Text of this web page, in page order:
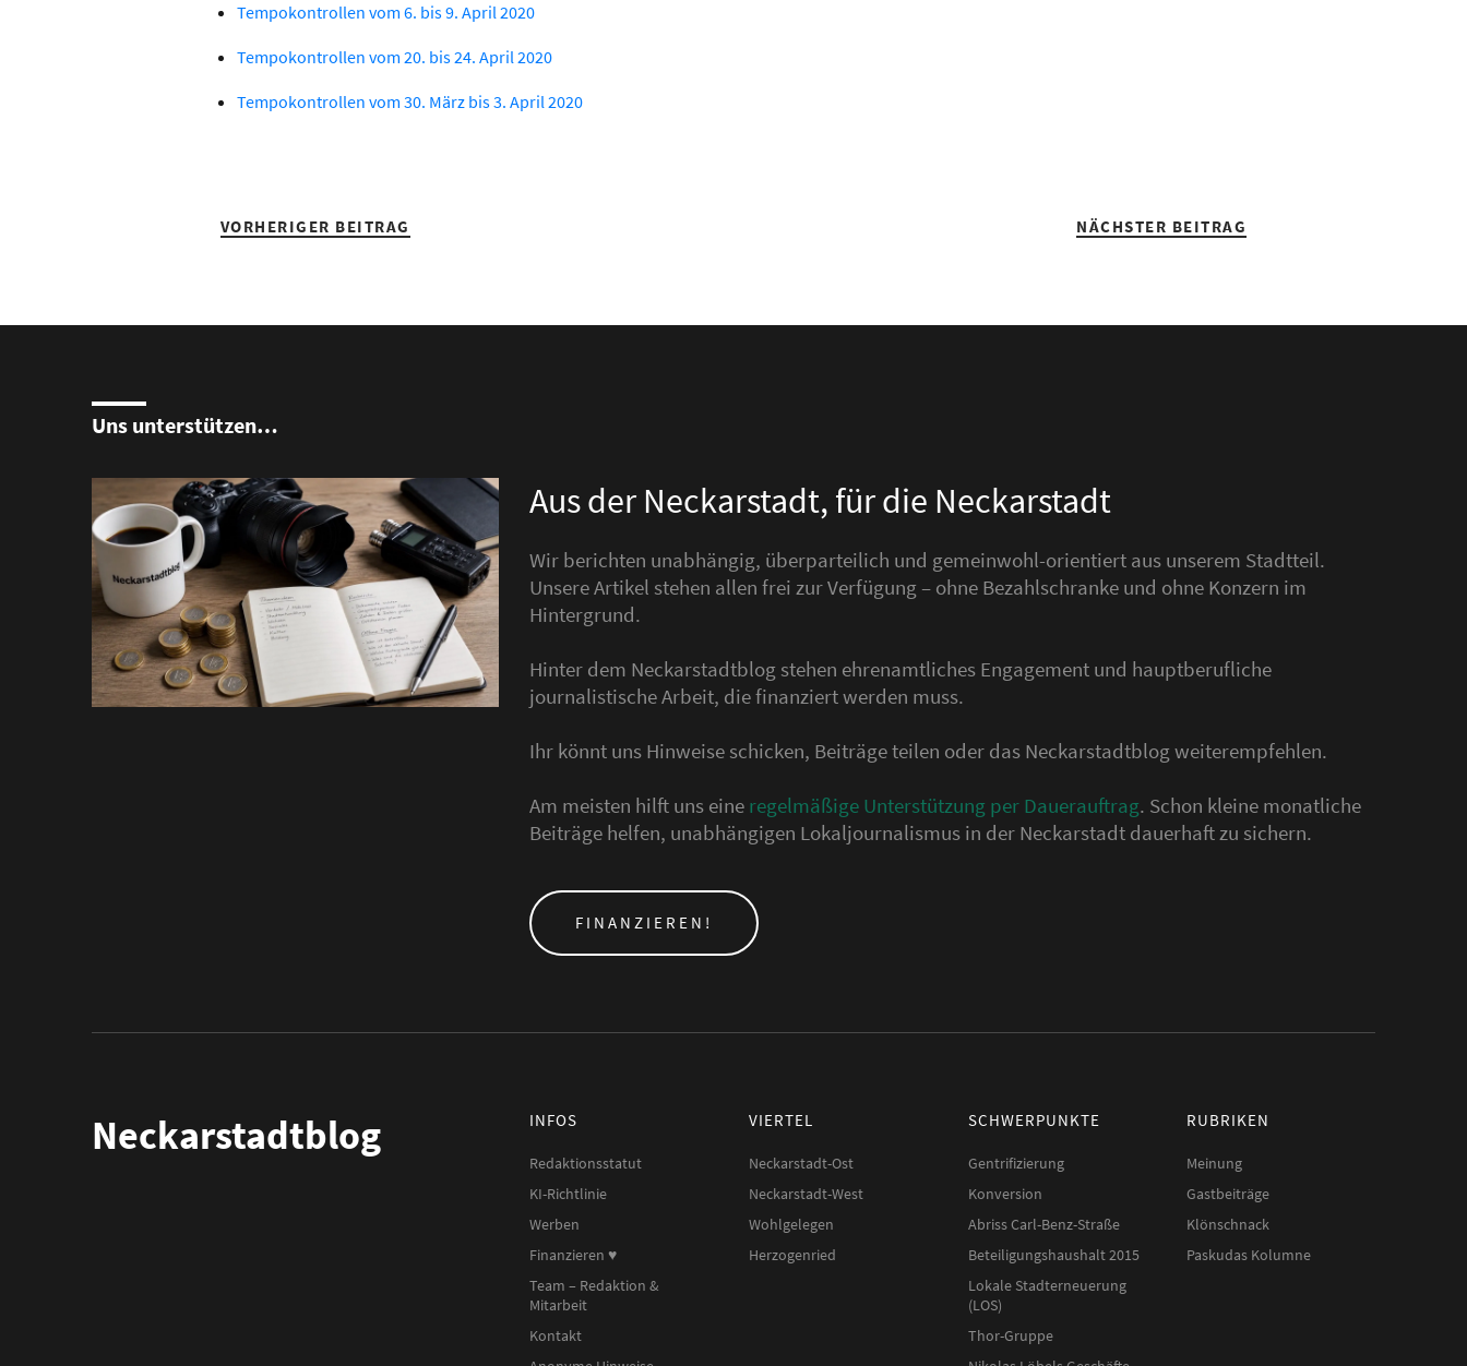
Tempokontrollen vom 6. bis 9. April 2020
Tempokontrollen vom 20. bis 24. April 2020
Tempokontrollen vom 30. März bis 3. April 2020
VORHERIGER BEITRAG NÄCHSTER BEITRAG
Uns unterstützen…
Aus der Neckarstadt, für die Neckarstadt
Wir berichten unabhängig, überparteilich und gemeinwohl-orientiert aus unserem Stadtteil.
Unsere Artikel stehen allen frei zur Verfügung – ohne Bezahlschranke und ohne Konzern im
Hintergrund.
Hinter dem Neckarstadtblog stehen ehrenamtliches Engagement und hauptberufliche
journalistische Arbeit, die finanziert werden muss.
Ihr könnt uns Hinweise schicken, Beiträge teilen oder das Neckarstadtblog weiterempfehlen.
Am meisten hilft uns eine regelmäßige Unterstützung per Dauerauftrag. Schon kleine monatliche
Beiträge helfen, unabhängigen Lokaljournalismus in der Neckarstadt dauerhaft zu sichern.
FINANZIEREN!
Neckarstadtblog INFOS
Redaktionsstatut
KI-Richtlinie
Werben
Finanzieren ♥︎
Team – Redaktion &
Mitarbeit
Kontakt
VIERTEL
Neckarstadt-Ost
Neckarstadt-West
Wohlgelegen
Herzogenried
SCHWERPUNKTE
Gentrifizierung
Konversion
Abriss Carl-Benz-Straße
Beteiligungshaushalt 2015
Lokale Stadterneuerung
(LOS)
Thor-Gruppe
RUBRIKEN
Meinung
Gastbeiträge
Klönschnack
Paskudas Kolumne